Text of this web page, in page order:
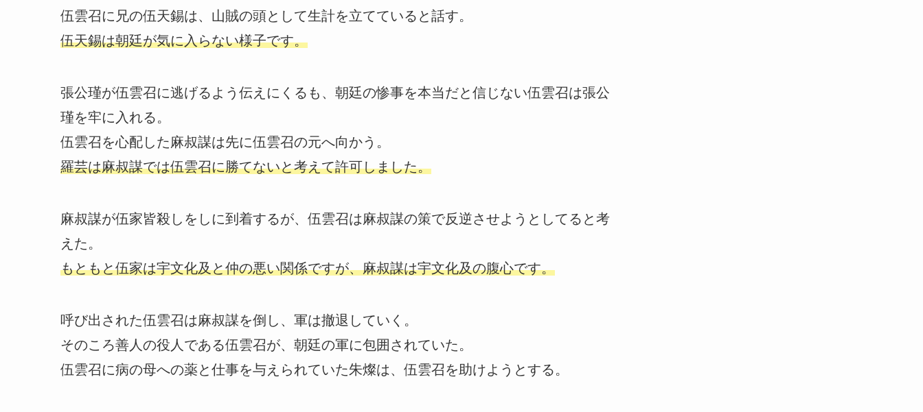
伍雲召に兄の伍天錫は、山賊の頭として生計を立てていると話す。
伍天錫は朝廷が気に入らない様子です。
張公瑾が伍雲召に逃げるよう伝えにくるも、朝廷の惨事を本当だと信じない伍雲召は張公
瑾を牢に入れる。
伍雲召を心配した麻叔謀は先に伍雲召の元へ向かう。
羅芸は麻叔謀では伍雲召に勝てないと考えて許可しました。
麻叔謀が伍家皆殺しをしに到着するが、伍雲召は麻叔謀の策で反逆させようとしてると考
えた。
もともと伍家は宇文化及と仲の悪い関係ですが、麻叔謀は宇文化及の腹心です。
呼び出された伍雲召は麻叔謀を倒し、軍は撤退していく。
そのころ善人の役人である伍雲召が、朝廷の軍に包囲されていた。
伍雲召に病の母への薬と仕事を与えられていた朱燦は、伍雲召を助けようとする。